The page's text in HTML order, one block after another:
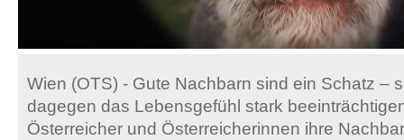
Wien (OTS) - Gute Nachbarn sind ein Schatz –
dagegen das Lebensgefühl stark
Österreicher und Österreicherinnen ihre